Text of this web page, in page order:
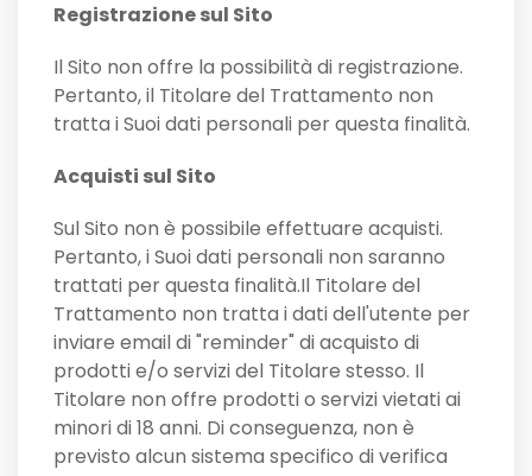
Registrazione sul Sito
Il Sito non offre la possibilità di registrazione.
Pertanto, il Titolare del Trattamento non
tratta i Suoi dati personali per questa finalità.
Acquisti sul Sito
Sul Sito non è possibile effettuare acquisti.
Pertanto, i Suoi dati personali non saranno
trattati per questa finalità.Il Titolare del
Trattamento non tratta i dati dell'utente per
inviare email di "reminder" di acquisto di
prodotti e/o servizi del Titolare stesso. Il
Titolare non offre prodotti o servizi vietati ai
minori di 18 anni. Di conseguenza, non è
previsto alcun sistema specifico di verifica